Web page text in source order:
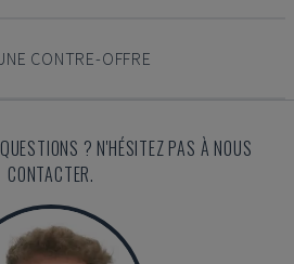
CONTRE-OFFRE
? N'HÉSITEZ PAS À NOUS
CONTACTER.